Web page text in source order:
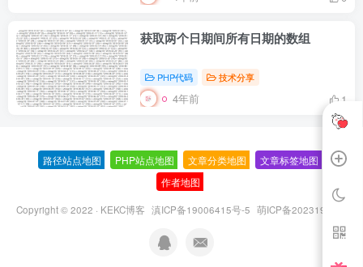
获取两个日期间所有日期的数组
PHP代码 技术分享
4年前 1
路径站点地图 PHP站点地图 文章分类地图 文章标签地图
作者地图
Copyright © 2022 · KEKC博客 滇ICP备19006415号-5 萌ICP备20231995号